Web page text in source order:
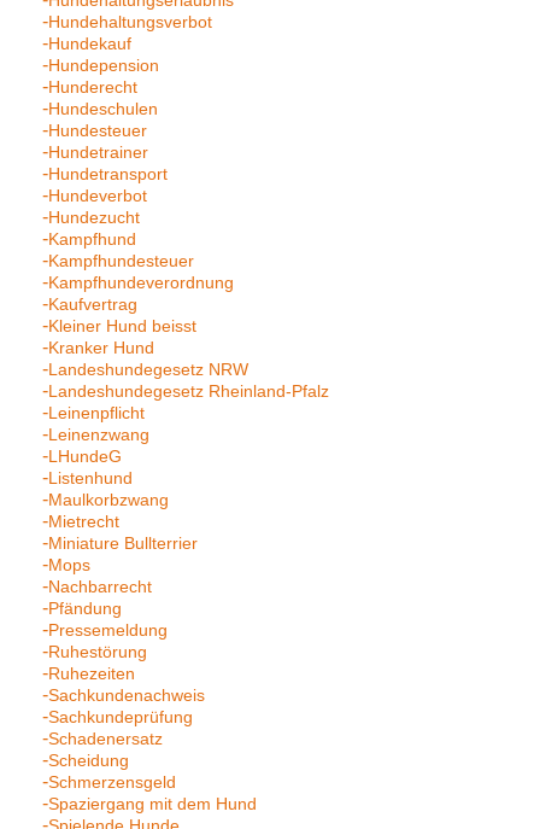
Hundehaltungsverbot
Hundekauf
Hundepension
Hunderecht
Hundeschulen
Hundesteuer
Hundetrainer
Hundetransport
Hundeverbot
Hundezucht
Kampfhund
Kampfhundesteuer
Kampfhundeverordnung
Kaufvertrag
Kleiner Hund beisst
Kranker Hund
Landeshundegesetz NRW
Landeshundegesetz Rheinland-Pfalz
Leinenpflicht
Leinenzwang
LHundeG
Listenhund
Maulkorbzwang
Mietrecht
Miniature Bullterrier
Mops
Nachbarrecht
Pfändung
Pressemeldung
Ruhestörung
Ruhezeiten
Sachkundenachweis
Sachkundeprüfung
Schadenersatz
Scheidung
Schmerzensgeld
Spaziergang mit dem Hund
Spielende Hunde